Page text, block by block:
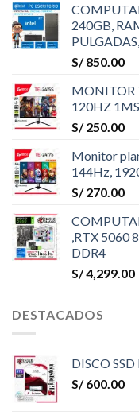
240GB,
S/850.00
MONITOR
120HZ
S/250.00
Monitor
144Hz,
S/270.00
,RTX 5060
DDR4
S/4,299.00
DESTACADOS
DISCO
S/600.00